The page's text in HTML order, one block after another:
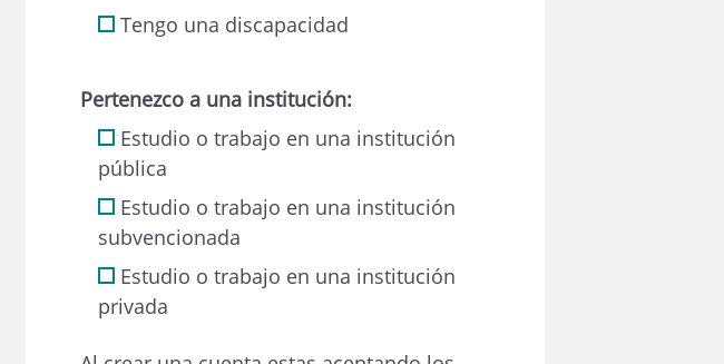
Tengo una discapacidad
Pertenezco a una institución:
Estudio o trabajo en una institución
pública
Estudio o trabajo en una institución
subvencionada
Estudio o trabajo en una institución
privada